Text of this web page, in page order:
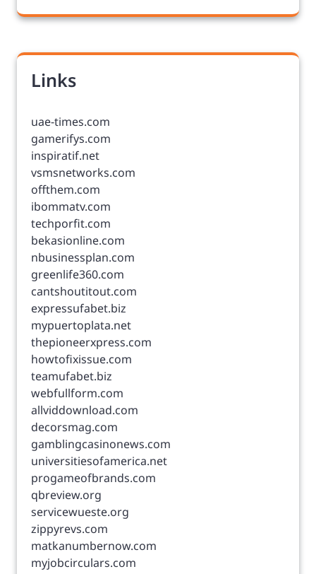
Links
uae-times.com
gamerifys.com
inspiratif.net
vsmsnetworks.com
offthem.com
ibommatv.com
techporfit.com
bekasionline.com
nbusinessplan.com
greenlife360.com
cantshoutitout.com
expressufabet.biz
mypuertoplata.net
thepioneerxpress.com
howtofixissue.com
teamufabet.biz
webfullform.com
allviddownload.com
decorsmag.com
gamblingcasinonews.com
universitiesofamerica.net
progameofbrands.com
qbreview.org
servicewueste.org
zippyrevs.com
matkanumbernow.com
myjobcirculars.com